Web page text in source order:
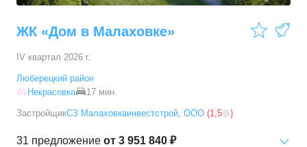
ЖК «Дом в Малаховке»
IV квартал 2026 г.
Люберецкий район
Некрасовка
17 мин.
ЗастройщикСЗ Малаховкаинвестстрой, ООО (1,5 )
31 предложение от 3 951 840 ₽